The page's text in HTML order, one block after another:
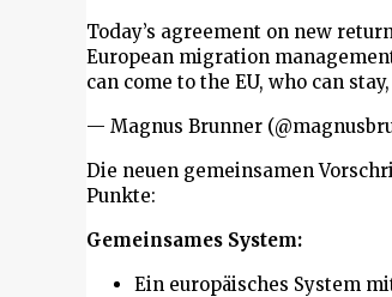
Today’s agreement on new
European migration
can come to the EU, who can
— Magnus Brunner
Die neuen gemeinsamen
Punkte:
Gemeinsames System:
Ein europäisches System